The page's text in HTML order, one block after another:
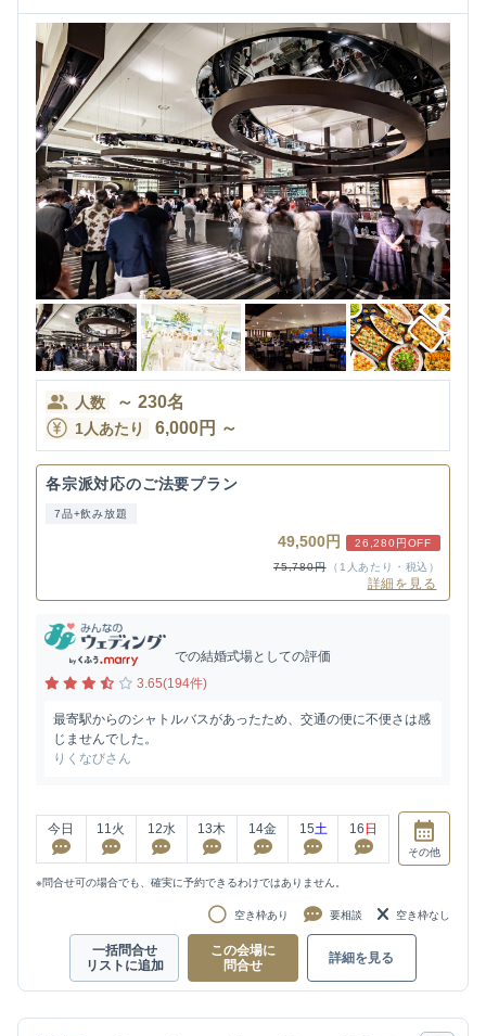
人数 ～ 230名
1人あたり 6,000円 ～
各宗派対応のご法要プラン
7品+飲み放題
49,500円
26,280円OFF
75,780円
（1人あたり・税込）
詳細を見る
での結婚式場としての評価
3.65(194件)
最寄駅からのシャトルバスがあったため、交通の便に不便さは感
じませんでした。
りくなびさん
今日 11火 12水 13木 14金 15土 16 日
その他
※問合せ可の場合でも、確実に予約できるわけではありません。
空き枠あり 要相談 空き枠なし
一括問合せ
リストに追加
この会場に
問合せ
詳細を見る